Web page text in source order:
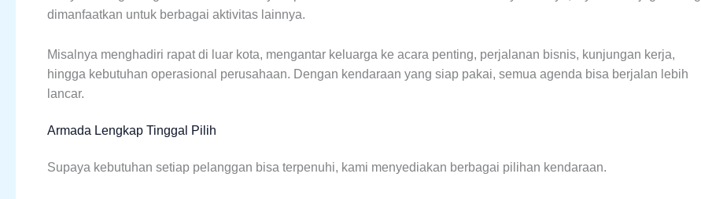
dimanfaatkan untuk berbagai aktivitas lainnya.
Misalnya menghadiri rapat di luar kota, mengantar keluarga ke acara penting, perjalanan bisnis, kunjungan kerja,
hingga kebutuhan operasional perusahaan. Dengan kendaraan yang siap pakai, semua agenda bisa berjalan lebih
lancar.
Armada Lengkap Tinggal Pilih
Supaya kebutuhan setiap pelanggan bisa terpenuhi, kami menyediakan berbagai pilihan kendaraan.